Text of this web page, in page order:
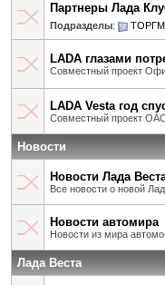
Партнеры Лада
Подразделы:
LADA глазами
Совместный проект
LADA Vesta год
Совместный проект
Новости
Новости Лада
Все новости о новой
Новости автомира
Новости из мира
Лада Веста